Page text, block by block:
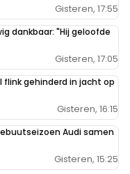
Gisteren, 17:55
dankbaar: "Hij geloofde
Gisteren, 17:05
flink gehinderd in jacht op
Gisteren, 16:15
Audi samen
Gisteren, 15:25